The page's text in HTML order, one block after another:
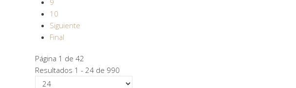
10
Siguiente
Final
Página 1 de 42
Resultados 1 - 24 de 990